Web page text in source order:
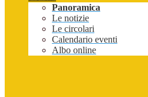
Panoramica
Le notizie
Le circolari
Calendario eventi
Albo online